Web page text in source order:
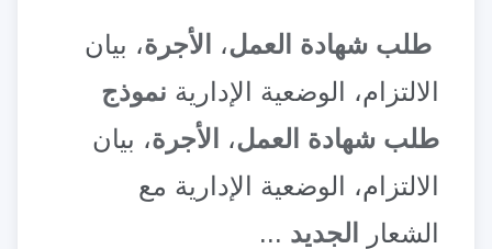
طلب شهادة العمل، الأجرة، بيان
الالتزام، الوضعية الإدارية نموذج
طلب شهادة العمل، الأجرة، بيان
الالتزام، الوضعية الإدارية مع
الشعار
الجديد ...